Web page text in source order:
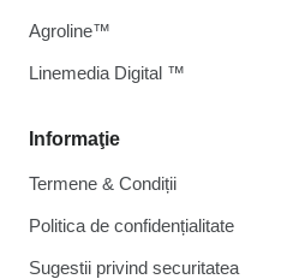
Informaţie
Termene & Condiții
Politica de confidențialitate
Sugestii privind securitatea
Agroline™
Linemedia Digital ™